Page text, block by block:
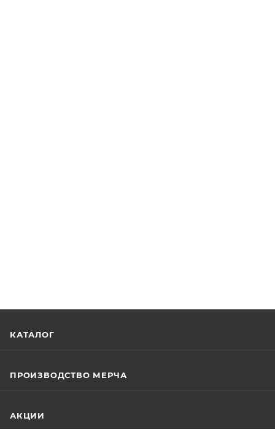
КАТАЛОГ
ПРОИЗВОДСТВО МЕРЧА
АКЦИИ